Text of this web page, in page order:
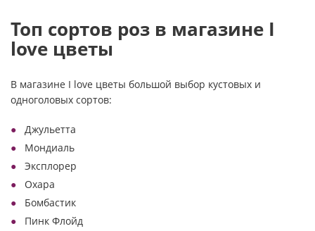
Топ сортов роз в магазине I
love цветы
В магазине I love цветы большой выбор кустовых и
одноголовых сортов:
Джульетта
Мондиаль
Эксплорер
Охара
Бомбастик
Пинк Флойд